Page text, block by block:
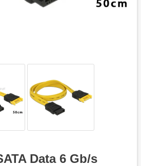
Data 6 Gb/s